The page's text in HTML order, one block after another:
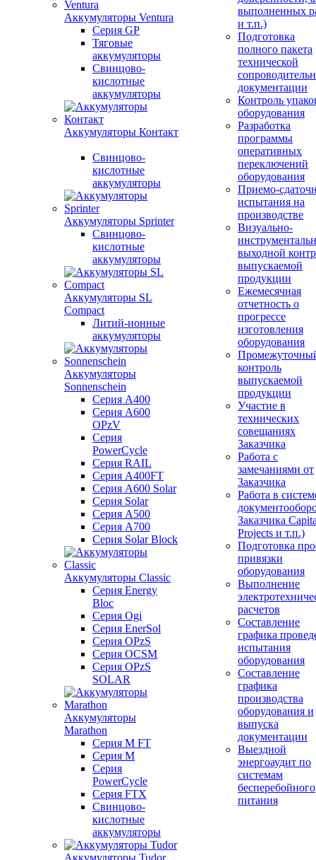
Аккумуляторы Ventura
Серия GP
Тяговые
аккумуляторы
Свинцово-
кислотные
аккумуляторы
Аккумуляторы Контакт
Свинцово-
кислотные
аккумуляторы
Аккумуляторы Sprinter
Свинцово-
кислотные
аккумуляторы
Аккумуляторы SL
Compact
Литий-ионные
аккумуляторы
Аккумуляторы
Sonnenschein
Серия A400
Серия A600
OPzV
Серия
PowerCycle
Серия RAIL
Серия A400FT
Серия A600 Solar
Серия Solar
Серия A500
Серия A700
Серия Solar Block
Аккумуляторы Classic
Серия Energy
Bloc
Серия Ogi
Серия EnerSol
Серия OPzS
Серия OCSM
Серия OPzS
SOLAR
Аккумуляторы
Marathon
Серия M FT
Серия M
Серия
PowerCycle
Серия FTX
Свинцово-
кислотные
аккумуляторы
Аккумуляторы Tudor
выполненных
и т.п.)
Подготовка
полного пакета
технической
документации
Контроль
оборудования
Разработка
программы
оперативных
переключений
оборудования
Приемо-
испытания на
производстве
Визуально-
выходной
выпускаемой
продукции
Ежемесячная
отчетность о
прогрессе
изготовления
оборудования
контроль
выпускаемой
продукции
Участие в
технических
совещаниях
Заказчика
Работа с
замечаниями от
Заказчика
Работа в
Заказчика
Projects и т.п.)
Подготовка
привязки
оборудования
Выполнение
расчетов
Составление
графика
испытания
оборудования
Составление
графика
производства
оборудования и
выпуска
документации
Выездной
энергоаудит по
системам
бесперебойного
питания